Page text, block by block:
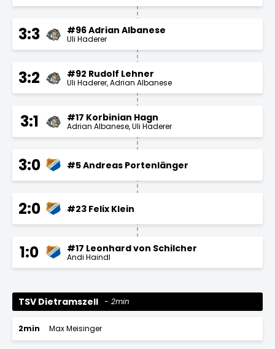
3:3 #96 Adrian Albanese
Uli Haderer
3:2 #92 Rudolf Lehner
Uli Haderer Adrian Albanese
3:1 #17 Korbinian Hagn
Adrian Albanese Uli Haderer
3:0 #5 Andreas Portenlänger
2:0 #23 Felix Klein
1:0 #17 Leonhard von Schilcher
Andi Haindl
TSV Dietramszell 2min
2min Max Meisinger